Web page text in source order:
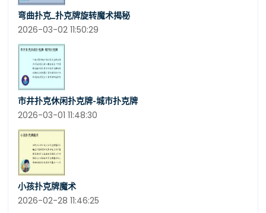
弯曲扑克_扑克牌旋转魔术揭秘
2026-03-02 11:50:29
市井扑克休闲扑克牌-城市扑克牌
2026-03-01 11:48:30
小孩扑克牌魔术
2026-02-28 11:46:25